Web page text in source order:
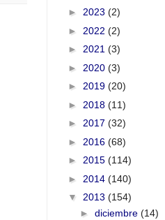
► 2023 (2)
► 2022 (2)
► 2021 (3)
► 2020 (3)
► 2019 (20)
► 2018 (11)
► 2017 (32)
► 2016 (68)
► 2015 (114)
► 2014 (140)
▼ 2013 (154)
► diciembre (14)